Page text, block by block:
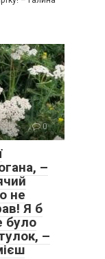
0
–
не
Я б
було
–